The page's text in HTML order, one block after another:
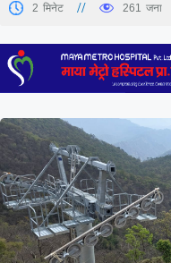
2 मिनेट 261 जना